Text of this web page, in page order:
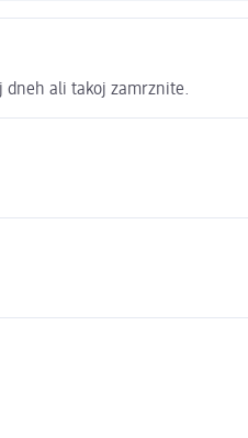
dneh ali takoj zamrznite.